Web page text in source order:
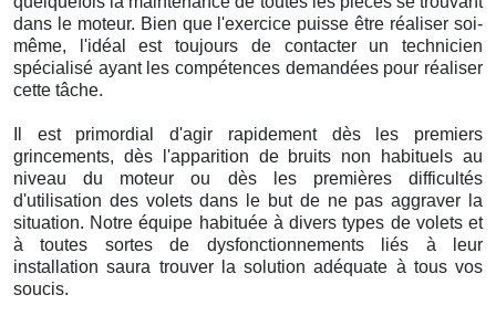
dans le moteur. Bien que l'exercice puisse être réaliser soi-
même, l'idéal est toujours de contacter un technicien
spécialisé ayant les compétences demandées pour réaliser
cette tâche.
Il est primordial d'agir rapidement dès les premiers
grincements, dès l'apparition de bruits non habituels au
niveau du moteur ou dès les premières difficultés
d'utilisation des volets dans le but de ne pas aggraver la
situation. Notre équipe habituée à divers types de volets et
à toutes sortes de dysfonctionnements liés à leur
installation saura trouver la solution adéquate à tous vos
soucis.